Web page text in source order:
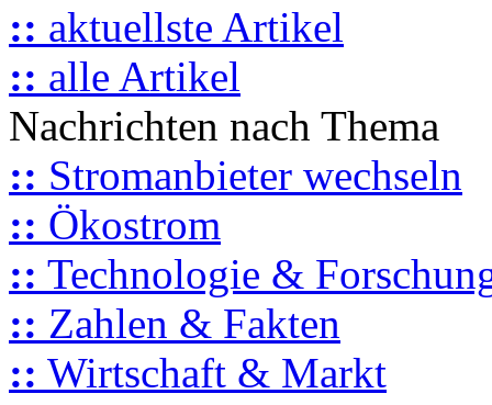
:: aktuellste Artikel
:: alle Artikel
Nachrichten nach Thema
:: Stromanbieter wechseln
:: Ökostrom
:: Technologie &
:: Zahlen & Fakten
:: Wirtschaft & Markt